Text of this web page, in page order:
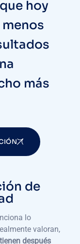
hoy
más
de
lo
valoran,
después